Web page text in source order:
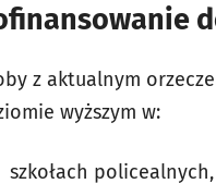
z aktualnym
wyższym w:
szkołach policealnych,